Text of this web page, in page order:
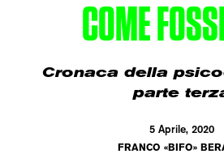
COME
Cronaca della
parte
5 Aprile, 2020
FRANCO «BIFO»